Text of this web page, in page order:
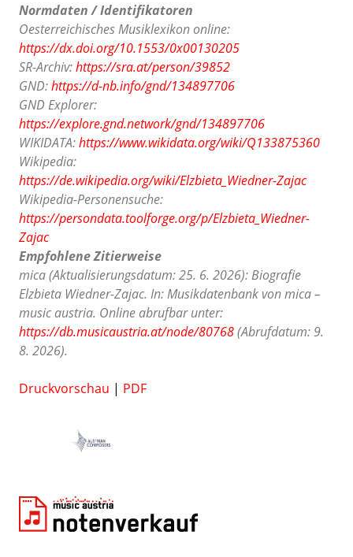
Normdaten / Identifikatoren
Oesterreichisches Musiklexikon online:
https://dx.doi.org/10.1553/0x00130205
SR-Archiv:https://sra.at/person/39852
GND:https://d-nb.info/gnd/134897706
GND Explorer:
https://explore.gnd.network/gnd/134897706
WIKIDATA:https://www.wikidata.org/wiki/Q133875360
Wikipedia:
https://de.wikipedia.org/wiki/Elzbieta_Wiedner-Zajac
Wikipedia-Personensuche:
https://persondata.toolforge.org/p/Elzbieta_Wiedner-
Zajac
Empfohlene Zitierweise
mica (Aktualisierungsdatum: 25. 6. 2026): Biografie
Elzbieta Wiedner-Zajac. In: Musikdatenbank von mica –
music austria. Online abrufbar unter:
https://db.musicaustria.at/node/80768(Abrufdatum: 9.
8. 2026).
Druckvorschau | PDF